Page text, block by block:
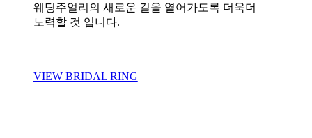
웨딩주얼리의 새로운 길을 열어가도록 더욱더
노력할 것 입니다.
VIEW BRIDAL RING